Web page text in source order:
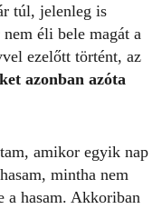
túl, jelenleg is
éli bele magát a
ezelőtt történt, az
azonban azóta
amikor egyik nap
mintha nem
a hasam. Akkoriban